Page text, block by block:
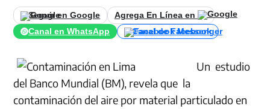
Seguir en Google
Agrega En Línea en
Canal en WhatsApp
Canal de Facebook
Un estudio
del Banco Mundial (BM), revela que la
contaminación del aire por material particulado en